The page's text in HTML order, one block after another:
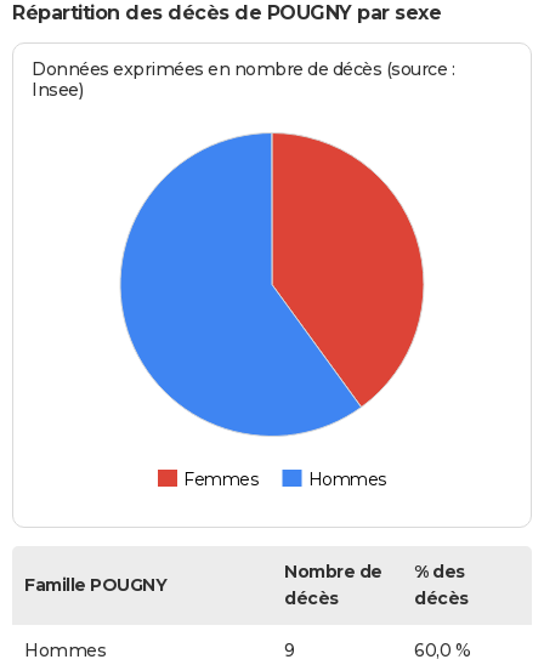
Répartition des décès de POUGNY par sexe
Données exprimées en nombre de décès (source :
Insee)
Femmes Hommes
Famille POUGNY
Nombre de
décès
% des
décès
Hommes 9 60,0 %